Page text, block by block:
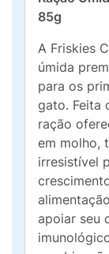
85g
A Friskies
úmida
para os
gato. Feita
ração
em molho,
irresistível
apoiar seu